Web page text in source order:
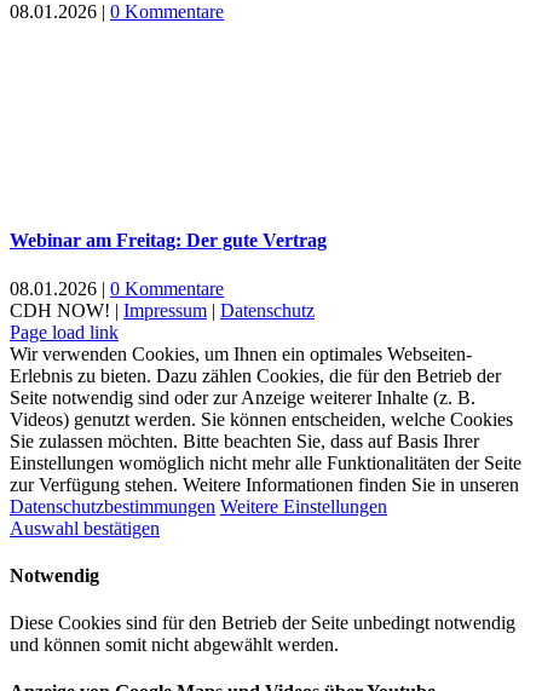
08.01.2026 | 0 Kommentare
Webinar am Freitag: Der gute Vertrag
08.01.2026 | 0 Kommentare
CDH NOW! | Impressum | Datenschutz
Xing
Facebook
X
YouTube
LinkedIn
Page load link
Wir verwenden Cookies, um Ihnen ein optimales Webseiten-
Erlebnis zu bieten. Dazu zählen Cookies, die für den Betrieb der
Seite notwendig sind oder zur Anzeige weiterer Inhalte (z. B.
Videos) genutzt werden. Sie können entscheiden, welche Cookies
Sie zulassen möchten. Bitte beachten Sie, dass auf Basis Ihrer
Einstellungen womöglich nicht mehr alle Funktionalitäten der Seite
zur Verfügung stehen. Weitere Informationen finden Sie in unseren
Datenschutzbestimmungen Weitere Einstellungen
Auswahl bestätigen
Notwendig
Diese Cookies sind für den Betrieb der Seite unbedingt notwendig
und können somit nicht abgewählt werden.